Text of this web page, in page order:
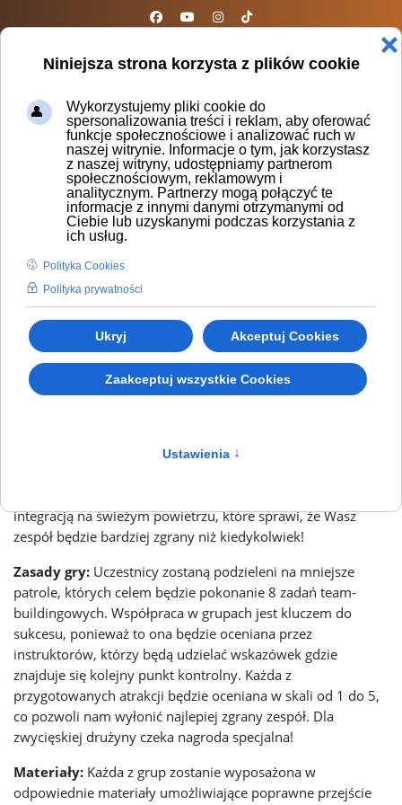
Niniejsza strona korzysta z plików cookie
Wykorzystujemy pliki cookie do
spersonalizowania treści i reklam, aby oferować
funkcje społecznościowe i analizować ruch w
naszej witrynie. Informacje o tym, jak korzystasz
z naszej witryny, udostępniamy partnerom
społecznościowym, reklamowym i
analitycznym. Partnerzy mogą połączyć te
informacje z innymi danymi otrzymanymi od
Ciebie lub uzyskanymi podczas korzystania z
ich usług.
Polityka Cookies
Polityka prywatności
Ukryj Akceptuj Cookies
Zaakceptuj wszystkie Cookies
❌
Ustawienia ↑
ZGRANI
Szukasz niezwykłego sposobu na wzmocnienie relacji w
integracją na świeżym powietrzu, które sprawi, że Wasz
zespół będzie bardziej zgrany niż kiedykolwiek!
Zasady gry: Uczestnicy zostaną podzieleni na mniejsze
patrole, których celem będzie pokonanie 8 zadań team-
buildingowych. Współpraca w grupach jest kluczem do
sukcesu, ponieważ to ona będzie oceniana przez
instruktorów, którzy będą udzielać wskazówek gdzie
znajduje się kolejny punkt kontrolny. Każda z
przygotowanych atrakcji będzie oceniana w skali od 1 do 5,
co pozwoli nam wyłonić najlepiej zgrany zespół. Dla
zwycięskiej drużyny czeka nagroda specjalna!
Materiały: Każda z grup zostanie wyposażona w
odpowiednie materiały umożliwiające poprawne przejście